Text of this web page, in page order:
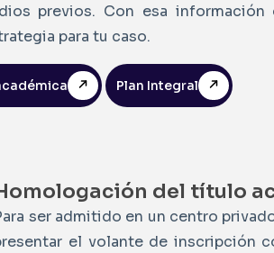
previos. Con esa información
para tu caso.
Plan Integral
del título
ser admitido en un centro
el volante de inscripción